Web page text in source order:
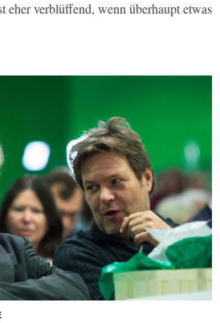
eher verblüffend, wenn überhaupt etwas